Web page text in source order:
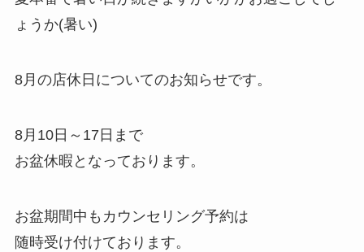
ょうか(暑い)
8月の店休日についてのお知らせです。
8月10日～17日まで
お盆休暇となっております。
お盆期間中もカウンセリング予約は
随時受け付けております。